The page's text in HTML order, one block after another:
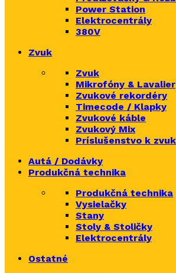
Power Station
Elektrocentrály
380V
Zvuk
Zvuk
Mikrofóny & Lavalier
Zvukové rekordéry
Timecode / Klapky
Zvukové káble
Zvukový Mix
Príslušenstvo k
Autá / Dodávky
Produkčná technika
Produkčná technika
Vysielačky
Stany
Stoly & Stoličky
Elektrocentrály
Ostatné